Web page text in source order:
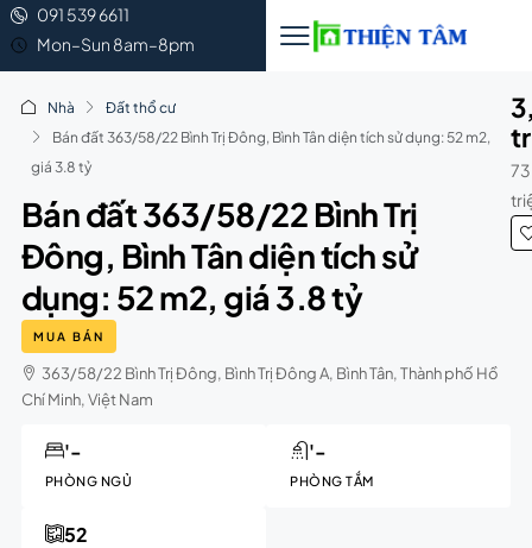
091 539 6611
Mon–Sun 8am–8pm
Nhà
Đất thổ cư
Bán đất 363/58/22 Bình Trị Đông, Bình Tân diện tích sử dụng: 52 m2,
giá 3.8 tỷ
Bán đất 363/58/22 Bình Trị
Đông, Bình Tân diện tích sử
dụng: 52 m2, giá 3.8 tỷ
MUA BÁN
363/58/22 Bình Trị Đông, Bình Trị Đông A, Bình Tân, Thành phố Hồ
Chí Minh, Việt Nam
PHÒNG NGỦ
'-
PHÒNG TẮM
'-
52